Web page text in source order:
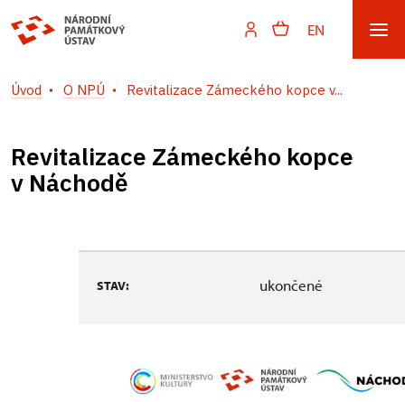
EN
Úvod O NPÚ Revitalizace Zámeckého kopce v...
Revitalizace Zámeckého kopce
v Náchodě
STAV: ukončené